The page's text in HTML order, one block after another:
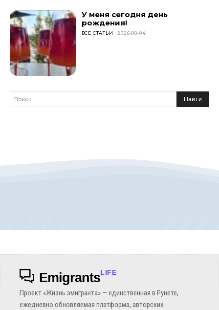
У меня сегодня день
рождения!
ВСЕ СТАТЬИ 2026-08-04
Поиск... Найти
EmigrantsLIFE
Проект «Жизнь эмигранта» — единственная в Рунете,
ежедневно обновляемая платформа, авторских